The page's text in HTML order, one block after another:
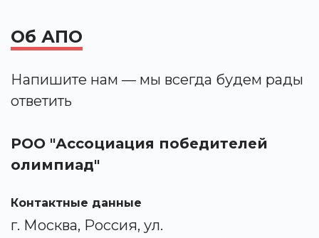
Об АПО
Напишите нам — мы всегда будем рады
ответить
РОО "Ассоциация победителей
олимпиад"
Контактные данные
г. Москва, Россия, ул.